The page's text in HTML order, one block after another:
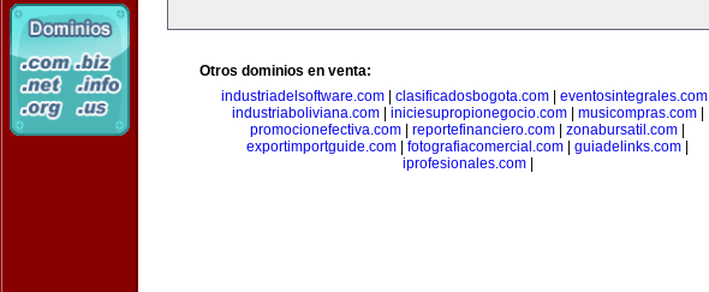
Otros dominios en venta:
industriadelsoftware.com| clasificadosbogota.com| eventosintegrales.com|
industriaboliviana.com| iniciesupropionegocio.com| musicompras.com|
promocionefectiva.com
reportefinanciero.com zonabursatil.com
exportimportguide.com
fotografiacomercial.com guiadelinks.com
iprofesionales.com|